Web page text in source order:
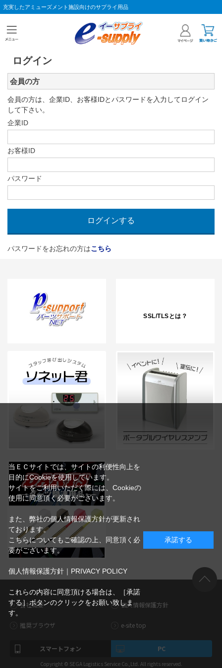
充実したアミューズメント施設向けのサプライ用品
ログイン
会員の方
会員の方は、企業ID、お客様IDとパスワードを入力してログイン
して下さい。
企業ID
お客様ID
パスワード
パスワードをお忘れの方はこちら
SSL/TLSとは？
会社概要 個人情報保護方針
推奨ブラウザ e-site top
スマートフォン PC
Copyright © SEGA Logistics Service Co.,Ltd. All rights reserved.
当ＥＣサイトでは、サイトの利便性向上を
目的にCookieを使用しています。
サイトをご利用いただく際には、Cookieの
使用に同意頂く必要がございます。
また、弊社の個人情報保護方針が更新され
ております。
こちらについてもご確認の上、同意頂く必
要がございます。
個人情報保護方針｜PRIVACY POLICY
これらの内容に同意頂ける場合は、［承諾
する］ボタンのクリックをお願い致しま
す。
承諾する